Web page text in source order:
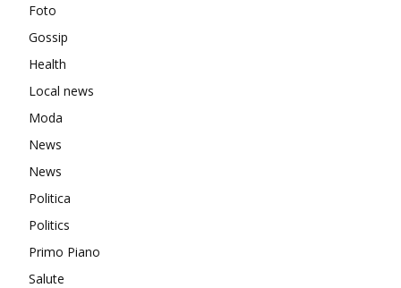
Foto
Gossip
Health
Local news
Moda
News
News
Politica
Politics
Primo Piano
Salute